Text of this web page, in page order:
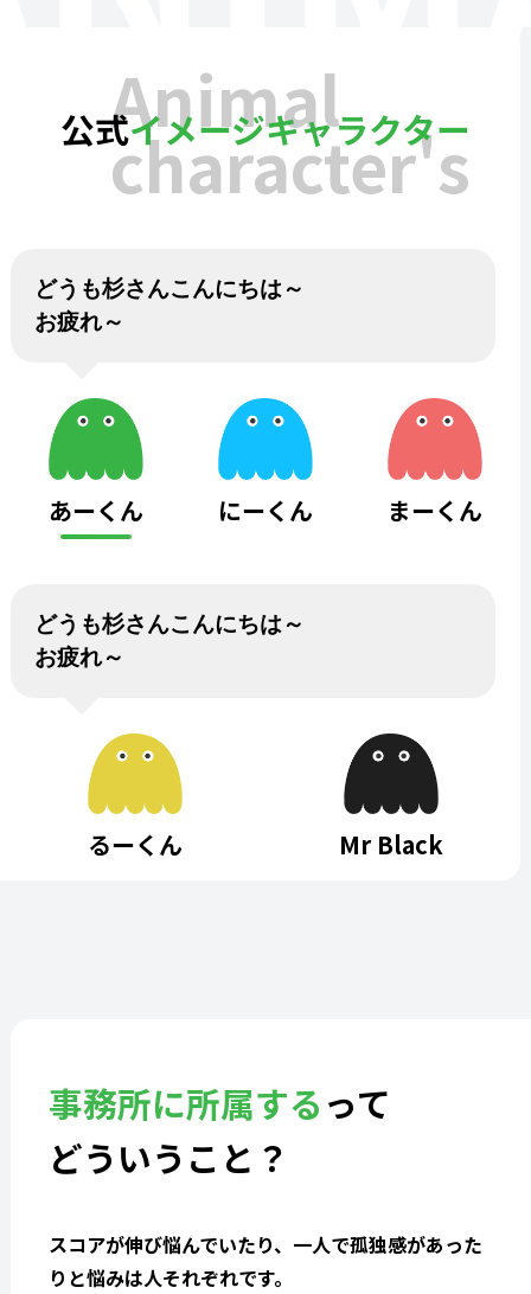
公式イメージキャラクター
Animal
character's
どうも杉さんこんにちは～
お疲れ～
あーくん にーくん まーくん
どうも杉さんこんにちは～
お疲れ～
るーくん Mr Black
事務所に所属するって
どういうこと？
スコアが伸び悩んでいたり、一人で孤独感があった
りと悩みは人それぞれです。